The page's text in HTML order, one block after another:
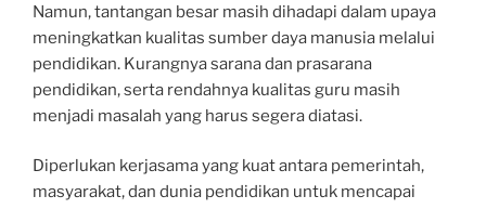
Namun, tantangan besar masih dihadapi dalam upaya
meningkatkan kualitas sumber daya manusia melalui
pendidikan. Kurangnya sarana dan prasarana
pendidikan, serta rendahnya kualitas guru masih
menjadi masalah yang harus segera diatasi.
Diperlukan kerjasama yang kuat antara pemerintah,
masyarakat, dan dunia pendidikan untuk mencapai